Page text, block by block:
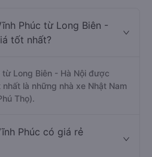
Phúc từ Long Biên -
tốt nhất?
Long Biên - Hà Nội được
là những nhà xe Nhật Nam
Thọ).
Phúc có giá rẻ